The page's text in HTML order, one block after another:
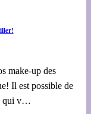
make-up des
Il est possible de
qui v…